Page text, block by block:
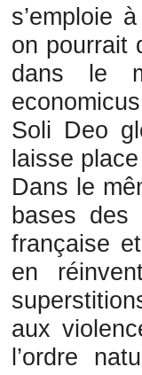
s’emploie
on pourrait
dans le
Soli Deo
laisse
Dans le
bases
française
en
aux
l’ordre